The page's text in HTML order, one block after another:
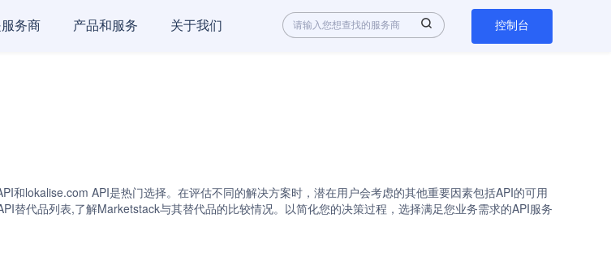
务商 产品和服务 关于我们 控制台
和lokalise.com API是热门选择。在评估不同的解决方案时，潜在用户会考虑的其他重要因素包括API的可用
替代品列表,了解Marketstack与其替代品的比较情况。以简化您的决策过程，选择满足您业务需求的API服务